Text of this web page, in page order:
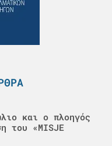
και ο πλοηγός
του «MISJE